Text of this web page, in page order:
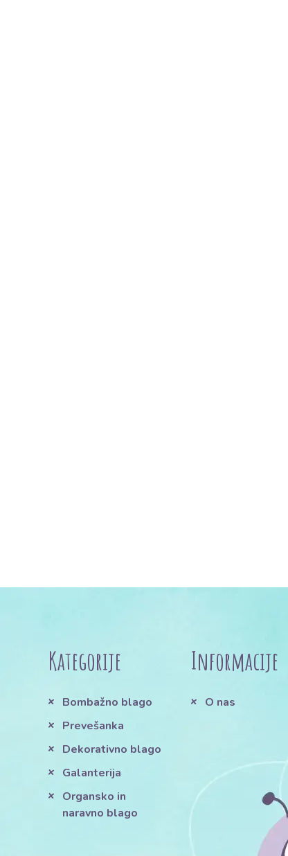
Kategorije
Bombažno blago
Prevešanka
Dekorativno blago
Galanterija
Organsko in
naravno blago
Informacije
O nas